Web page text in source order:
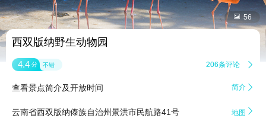
 56
西双版纳野生动物园
4.4 分 不错 206条评论 
查看景点简介及开放时间 简介 
云南省西双版纳傣族自治州景洪市民航路41号 地图 